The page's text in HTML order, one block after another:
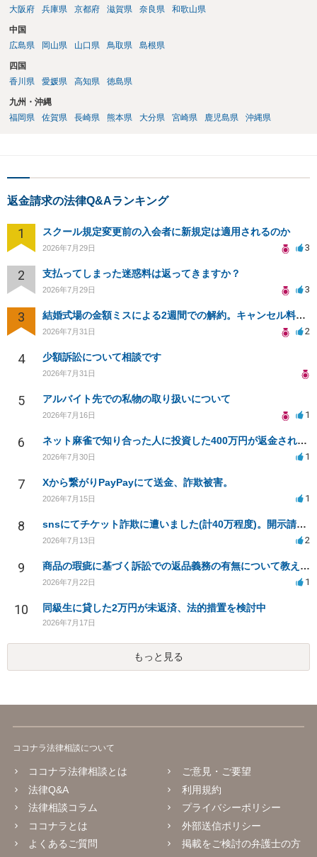
大阪府
兵庫県 京都府 滋賀県 奈良県 和歌山県
中国
広島県
岡山県 山口県 鳥取県 島根県
四国
香川県
愛媛県 高知県 徳島県
九州・沖縄
福岡県
佐賀県 長崎県 熊本県 大分県 宮崎県 鹿児島県 沖縄県
返金請求の法律Q&Aランキング
1 スクール規定変更前の入会者に新規定は適用されるのか
2026年7月29日 3
2 支払ってしまった迷惑料は返ってきますか？
2026年7月29日 3
3 結婚式場の金額ミスによる2週間での解約。キャンセル料10万円の免除は可能か。
2026年7月31日 2
4 少額訴訟について相談です
2026年7月31日
5 アルバイト先での私物の取り扱いについて
2026年7月16日 1
6 ネット麻雀で知り合った人に投資した400万円が返金されない
2026年7月30日 1
7 Xから繋がりPayPayにて送金、詐欺被害。
2026年7月15日 1
8 snsにてチケット詐欺に遭いました(計40万程度)。開示請求や今後の対応について質問したいです。
2026年7月13日 2
9 商品の瑕疵に基づく訴訟での返品義務の有無について教えてください
2026年7月22日 1
10 同級生に貸した2万円が未返済、法的措置を検討中
2026年7月17日
もっと見る
ココナラ法律相談について
ココナラ法律相談とは
法律Q&A
法律相談コラム
ココナラとは
よくあるご質問
ご意見・ご要望
利用規約
プライバシーポリシー
外部送信ポリシー
掲載をご検討の弁護士の方